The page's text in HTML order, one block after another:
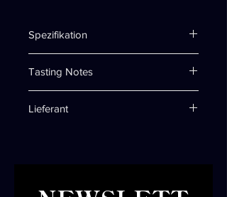
Spezifikation
18 Jahre alt
Bourbon Fass Reifung
53,4 % vol.
Tasting Notes
Crème brûlée treffen auf reife
Lieferant